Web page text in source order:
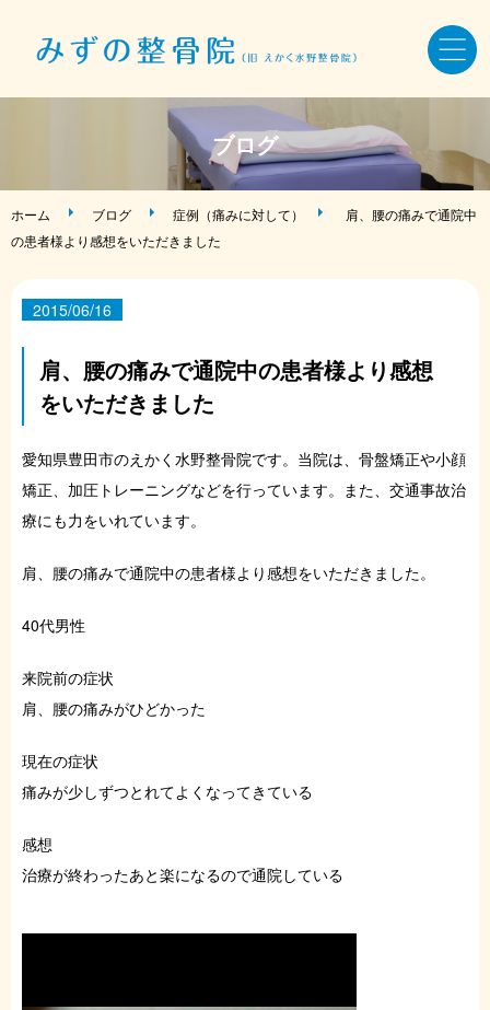
ホーム
骨盤・姿勢・全身矯正
症状・お悩み別メニュー
施術料金・当院について
症例・お役立ちブログ
ご予約はこちら
ブログ
ホーム ブログ 症例（痛みに対して）
肩、腰の痛みで通院中
の患者様より感想をいただきました
2015/06/16
肩、腰の痛みで通院中の患者様より感想
をいただきました
愛知県豊田市のえかく水野整骨院です。当院は、骨盤矯正や小顔
矯正、加圧トレーニングなどを行っています。また、交通事故治
療にも力をいれています。
肩、腰の痛みで通院中の患者様より感想をいただきました。
40代男性
来院前の症状
肩、腰の痛みがひどかった
現在の症状
痛みが少しずつとれてよくなってきている
感想
治療が終わったあと楽になるので通院している